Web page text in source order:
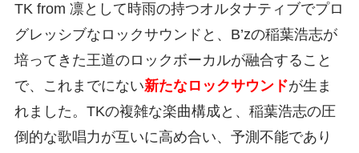
TK from 凛として時雨の持つオルタナティブでプロ
グレッシブなロックサウンドと、B’zの稲葉浩志が
培ってきた王道のロックボーカルが融合すること
で、これまでにない新たなロックサウンドが生ま
れました。TKの複雑な楽曲構成と、稲葉浩志の圧
倒的な歌唱力が互いに高め合い、予測不能であり